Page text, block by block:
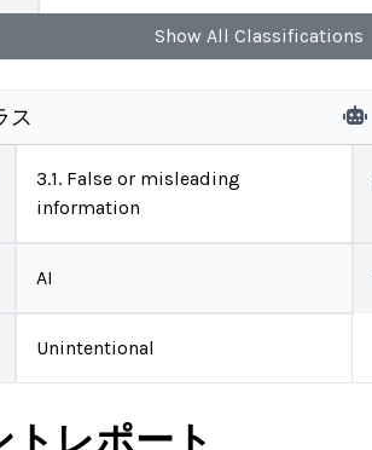
Show All Classifications
ス
3.1. False or misleading
information
AI
Unintentional
レポート